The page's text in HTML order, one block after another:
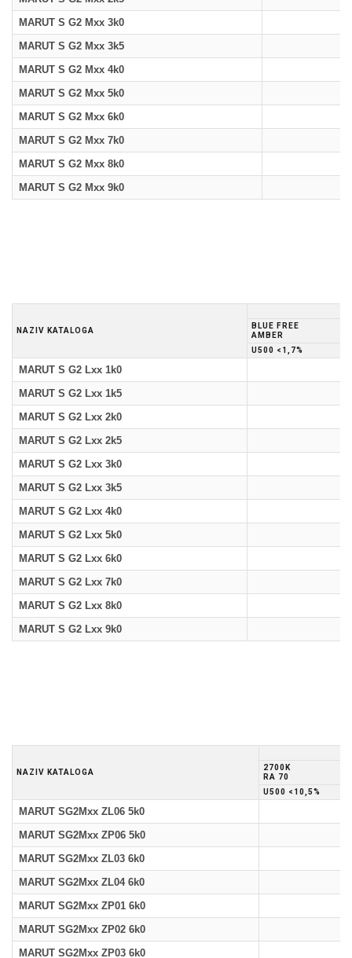
MARUT S G2 Mxx 3k0
MARUT S G2 Mxx 3k5
MARUT S G2 Mxx 4k0
MARUT S G2 Mxx 5k0
MARUT S G2 Mxx 6k0
MARUT S G2 Mxx 7k0
MARUT S G2 Mxx 8k0
MARUT S G2 Mxx 9k0
NAZIV KATALOGA
BLUE FREE
AMBER
U500 <1,7%
MARUT S G2 Lxx 1k0
MARUT S G2 Lxx 1k5
MARUT S G2 Lxx 2k0
MARUT S G2 Lxx 2k5
MARUT S G2 Lxx 3k0
MARUT S G2 Lxx 3k5
MARUT S G2 Lxx 4k0
MARUT S G2 Lxx 5k0
MARUT S G2 Lxx 6k0
MARUT S G2 Lxx 7k0
MARUT S G2 Lxx 8k0
MARUT S G2 Lxx 9k0
NAZIV KATALOGA
2700K
RA 70
U500 <10,5%
MARUT SG2Mxx ZL06 5k0
MARUT SG2Mxx ZP06 5k0
MARUT SG2Mxx ZL03 6k0
MARUT SG2Mxx ZL04 6k0
MARUT SG2Mxx ZP01 6k0
MARUT SG2Mxx ZP02 6k0
MARUT SG2Mxx ZP03 6k0